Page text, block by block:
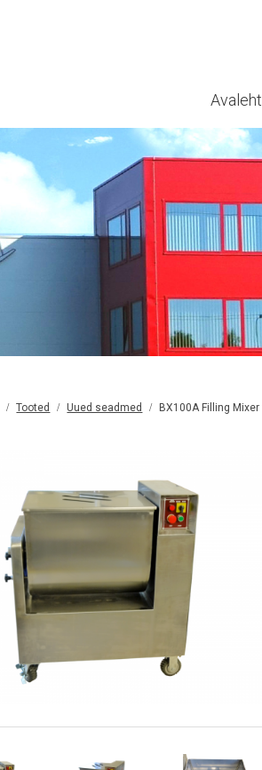
Avaleht
Tooted Uued seadmed BX100A Filling Mixer